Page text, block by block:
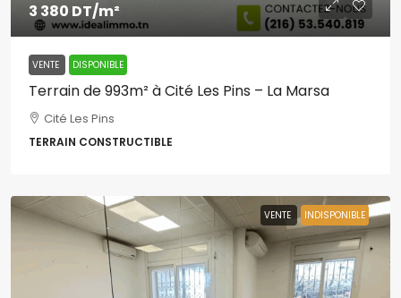
3 380 DT/m²
VENTE DISPONIBLE
Terrain de 993m² à Cité Les Pins – La Marsa
Cité Les Pins
TERRAIN CONSTRUCTIBLE
VENTE INDISPONIBLE